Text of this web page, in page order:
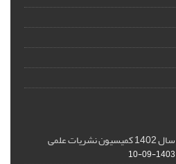
اخذ رتبه علمی «الف» در ارزیابی سال 1402 کمیسیون نشریات علمی
1403-09-10